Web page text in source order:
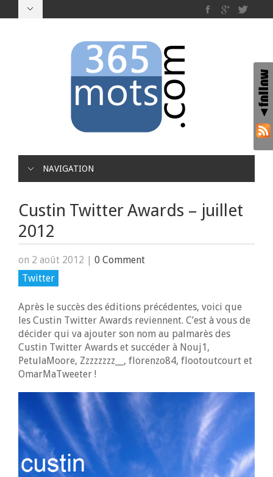
NAVIGATION
Custin Twitter Awards – juillet
2012
on 2 août 2012 | 0 Comment
Twitter
Après le succès des éditions précédentes, voici que
les Custin Twitter Awards reviennent. C’est à vous de
décider qui va ajouter son nom au palmarès des
Custin Twitter Awards et succéder à Nouj1,
PetulaMoore, Zzzzzzzz__, florenzo84, flootoutcourt et
OmarMaTweeter !